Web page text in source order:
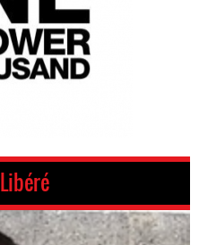
Libéré